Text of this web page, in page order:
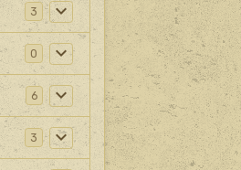
3
0
6
3